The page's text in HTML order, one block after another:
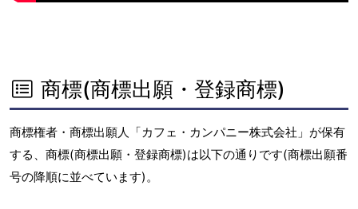
商標(商標出願・登録商標)
商標権者・商標出願人「カフェ・カンパニー株式会社」が保有
する、商標(商標出願・登録商標)は以下の通りです(商標出願番
号の降順に並べています)。